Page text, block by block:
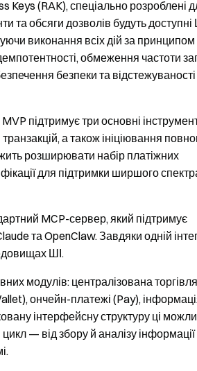
(RAK), спеціально розроблені
та обсяги дозволів будуть доступні
виконання всіх дій за принципом
обмеження частоти
безпеки та відстежуваності
підтримує три основні
а також ініціювання
розширювати набір платіжних
для підтримки ширшого
MCP-сервер, який підтримує
та OpenClaw. Завдяки одній
ШІ.
модулів: централізована торгівля
ончейн-платежі (Pay),
інтерфейсну структуру ці
— від збору й аналізу